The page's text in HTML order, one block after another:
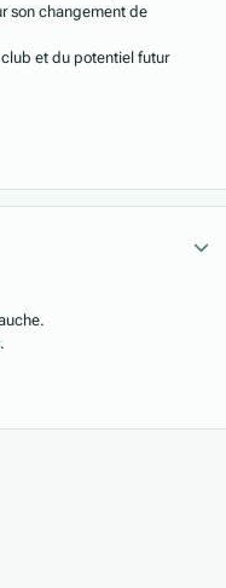
son changement de
et du potentiel futur